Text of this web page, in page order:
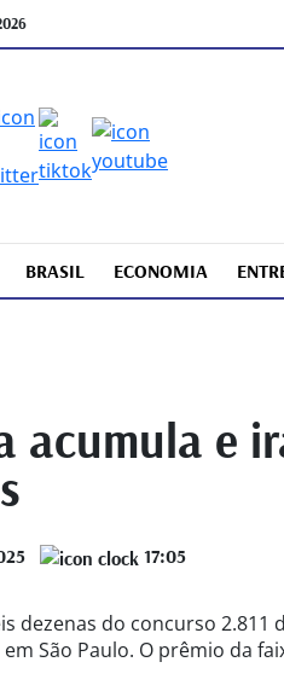
BRASIL ECONOMIA
acumula e
17:05
dezenas do concurso
São Paulo. O prêmio da